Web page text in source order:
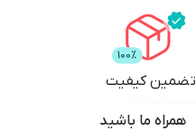
تضمین کیفیت
همراه ما باشید